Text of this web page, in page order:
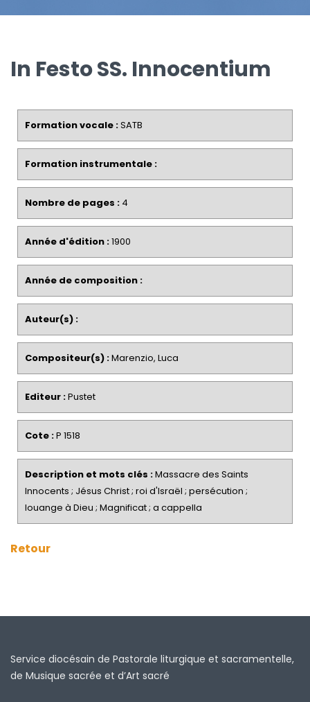
In Festo SS. Innocentium
Formation vocale :SATB
Formation instrumentale :
Nombre de pages : 4
Année d'édition :1900
Année de composition :
Auteur(s) :
Compositeur(s) :Marenzio, Luca
Editeur :Pustet
Cote :P 1518
Description et mots clés :Massacre des Saints
Innocents ; Jésus Christ ; roi d'Israël ; persécution ;
louange à Dieu ; Magnificat ; a cappella
Retour
Service diocésain de Pastorale liturgique et sacramentelle,
de Musique sacrée et d’Art sacré